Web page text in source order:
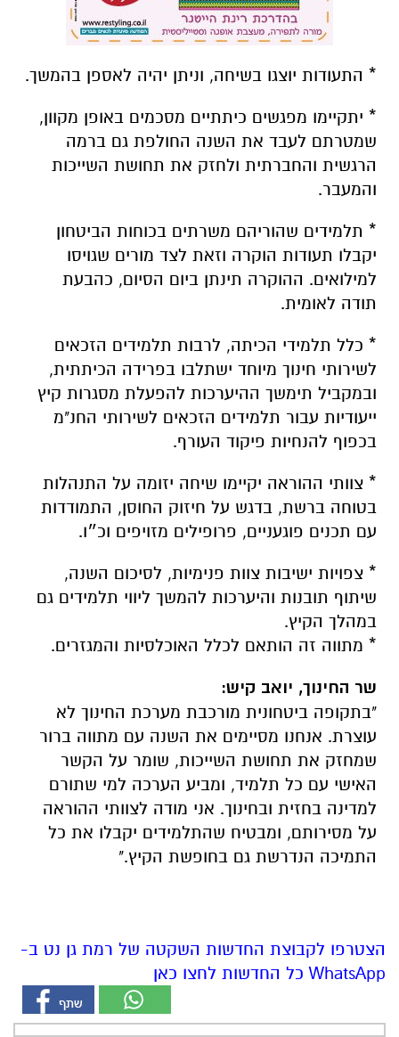
* התעודות יוצגו בשיחה, וניתן יהיה לאספן בהמשך.
* יתקיימו מפגשים כיתתיים מסכמים באופן מקוון,
שמטרתם לעבד את השנה החולפת גם ברמה
הרגשית והחברתית ולחזק את תחושת השייכות
והמעבר.
* תלמידים שהוריהם משרתים בכוחות הביטחון
יקבלו תעודות הוקרה וזאת לצד מורים שגויסו
למילואים. ההוקרה תינתן ביום הסיום, כהבעת
תודה לאומית.
* כלל תלמידי הכיתה, לרבות תלמידים הזכאים
לשירותי חינוך מיוחד ישתלבו בפרידה הכיתתית,
ובמקביל תימשך ההיערכות להפעלת מסגרות קיץ
ייעודיות עבור תלמידים הזכאים לשירותי החנ"מ
בכפוף להנחיות פיקוד העורף.
* צוותי ההוראה יקיימו שיחה יזומה על התנהלות
בטוחה ברשת, בדגש על חיזוק החוסן, התמודדות
עם תכנים פוגעניים, פרופילים מזויפים וכ״ו.
* צפויות ישיבות צוות פנימיות, לסיכום השנה,
שיתוף תובנות והיערכות להמשך ליווי תלמידים גם
במהלך הקיץ.
* מתווה זה הותאם לכלל האוכלסיות והמגזרים.
שר החינוך, יואב קיש:
"בתקופה ביטחונית מורכבת מערכת החינוך לא
עוצרת. אנחנו מסיימים את השנה עם מתווה ברור
שמחזק את תחושת השייכות, שומר על הקשר
האישי עם כל תלמיד, ומביע הערכה למי שתורם
למדינה בחזית ובחינוך. אני מודה לצוותי ההוראה
על מסירותם, ומבטיח שהתלמידים יקבלו את כל
התמיכה הנדרשת גם בחופשת הקיץ."
הצטרפו לקבוצת החדשות השקטה של רמת גן נט ב-
WhatsApp כל החדשות לחצו כאן